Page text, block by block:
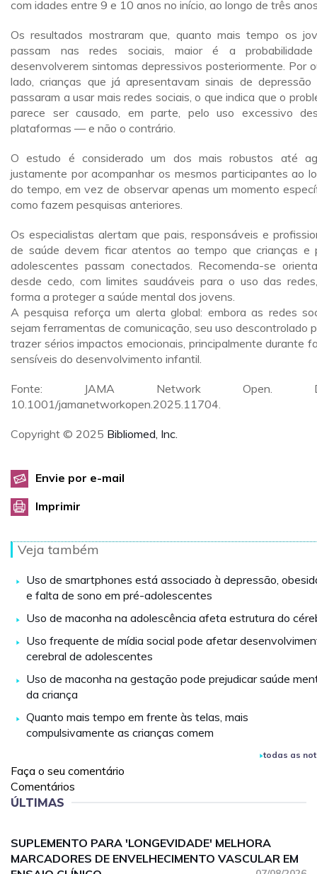
com idades entre 9 e 10 anos no início, ao longo de três
Os resultados mostraram que, quanto mais tempo os
passam nas redes sociais, maior é a
desenvolverem sintomas depressivos posteriormente. Por
lado, crianças que já apresentavam sinais de depressão
passaram a usar mais redes sociais, o que indica que o
parece ser causado, em parte, pelo uso excessivo
plataformas — e não o contrário.
O estudo é considerado um dos mais robustos até
justamente por acompanhar os mesmos participantes ao
do tempo, em vez de observar apenas um momento
como fazem pesquisas anteriores.
Os especialistas alertam que pais, responsáveis e
de saúde devem ficar atentos ao tempo que crianças e
adolescentes passam conectados. Recomenda-se
desde cedo, com limites saudáveis para o uso das
forma a proteger a saúde mental dos jovens.
A pesquisa reforça um alerta global: embora as redes
sejam ferramentas de comunicação, seu uso descontrolado
trazer sérios impactos emocionais, principalmente durante
sensíveis do desenvolvimento infantil.
Fonte: JAMA Network Open.
10.1001/jamanetworkopen.2025.11704.
Copyright © 2025 Bibliomed, Inc.
Envie por e-mail
Imprimir
Veja também
Uso de smartphones está associado à depressão,
e falta de sono em pré-adolescentes
Uso de maconha na adolescência afeta estrutura do
Uso frequente de mídia social pode afetar
cerebral de adolescentes
Uso de maconha na gestação pode prejudicar saúde
da criança
Quanto mais tempo em frente às telas, mais
compulsivamente as crianças comem
todas as
Faça o seu comentário
Comentários
ÚLTIMAS
SUPLEMENTO PARA 'LONGEVIDADE' MELHORA
MARCADORES DE ENVELHECIMENTO VASCULAR EM